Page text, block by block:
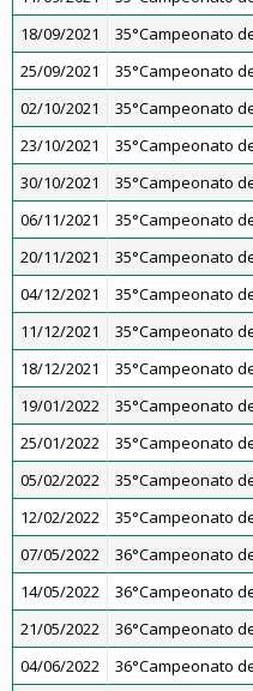
18/09/2021
35°Campeonato
25/09/2021
35°Campeonato
02/10/2021
35°Campeonato
23/10/2021
35°Campeonato
30/10/2021
35°Campeonato
06/11/2021
35°Campeonato
20/11/2021
35°Campeonato
04/12/2021
35°Campeonato
11/12/2021
35°Campeonato
18/12/2021
35°Campeonato
19/01/2022
35°Campeonato
25/01/2022
35°Campeonato
05/02/2022
35°Campeonato
12/02/2022
35°Campeonato
07/05/2022
36°Campeonato
14/05/2022
36°Campeonato
21/05/2022
36°Campeonato
04/06/2022
36°Campeonato